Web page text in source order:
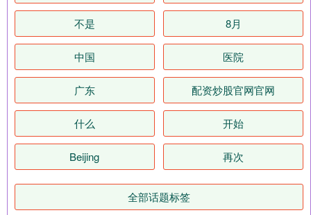
不是 8月
中国 医院
广东 配资炒股官网官网
什么 开始
Beijing 再次
全部话题标签